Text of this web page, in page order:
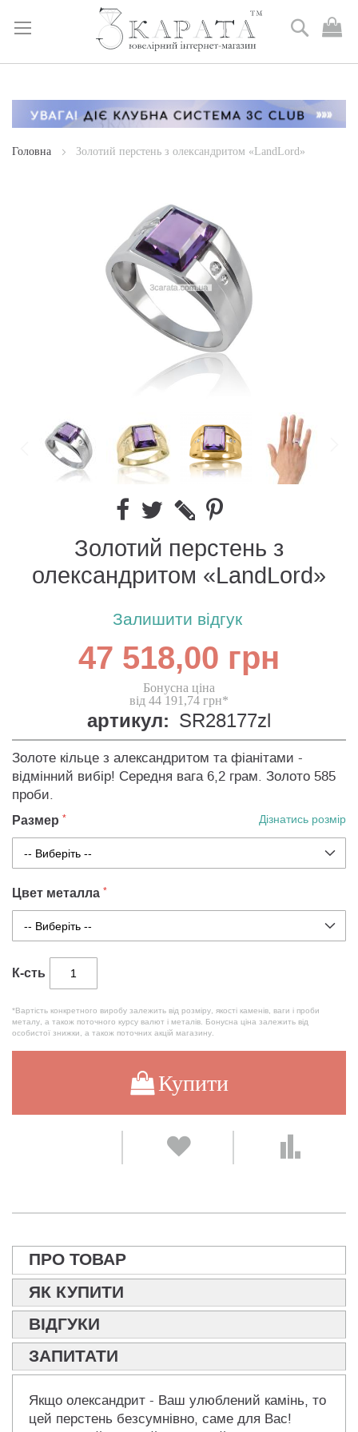
Skip
Content
Пошук
Головна Золотий перстень з олександритом «LandLord»
Золотий перстень з
олександритом «LandLord»
Залишити відгук
47 518,00 грн
Бонусна ціна
від 44 191,74 грн*
артикул: SR28177zl
Золоте кільце з александритом та фіанітами -
відмінний вибір! Середня вага 6,2 грам. Золото 585
проби.
Размер Дізнатись розмір
Цвет металла
К-сть
*Вартість конкретного виробу залежить від розміру, якості каменів, ваги і проби
металу, а також поточного курсу валют і металів. Бонусна ціна залежить від
особистої знижки, а також поточних акцій магазину.
Купити
ПРО ТОВАР
ЯК КУПИТИ
ВІДГУКИ
ЗАПИТАТИ
Якщо олександрит - Ваш улюблений камінь, то
цей перстень безсумнівно, саме для Вас!